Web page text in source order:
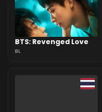
BTS: Revenged Love
BL